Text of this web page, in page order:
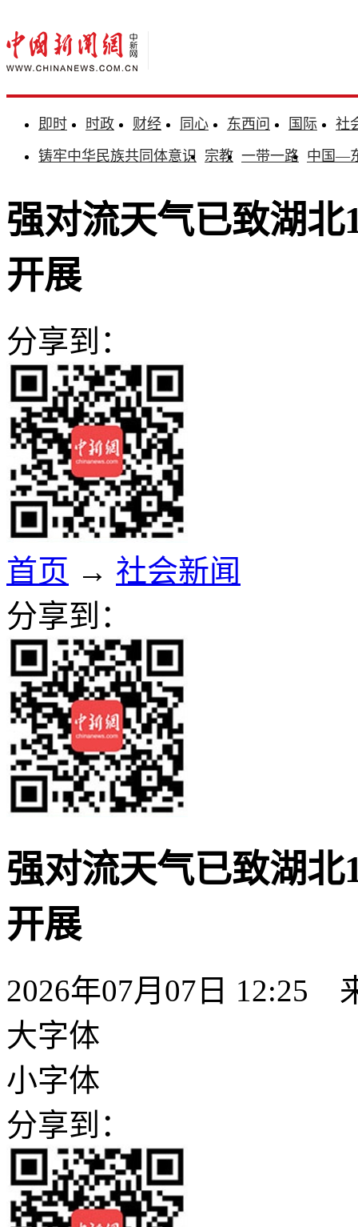
即时 时政 财经 同心 东西问 国际
社
铸牢中华民族共同体意识 宗教 一带一路 中国—
强对流天气已致湖
开展
分享到：
首页 → 社会新闻
分享到：
强对流天气已致湖
开展
2026年07月07日 12:25
大字体
小字体
分享到：